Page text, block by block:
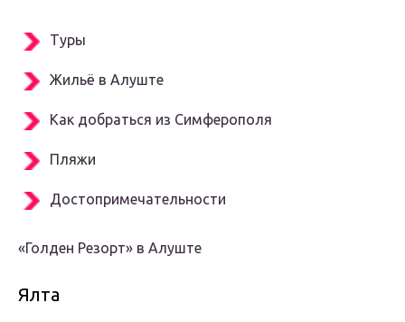
Туры
Жильё в Алуште
Как добраться из Симферополя
Пляжи
Достопримечательности
«Голден Резорт» в Алуште
Ялта